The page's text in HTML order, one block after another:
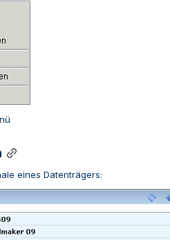
eines Datenträgers: